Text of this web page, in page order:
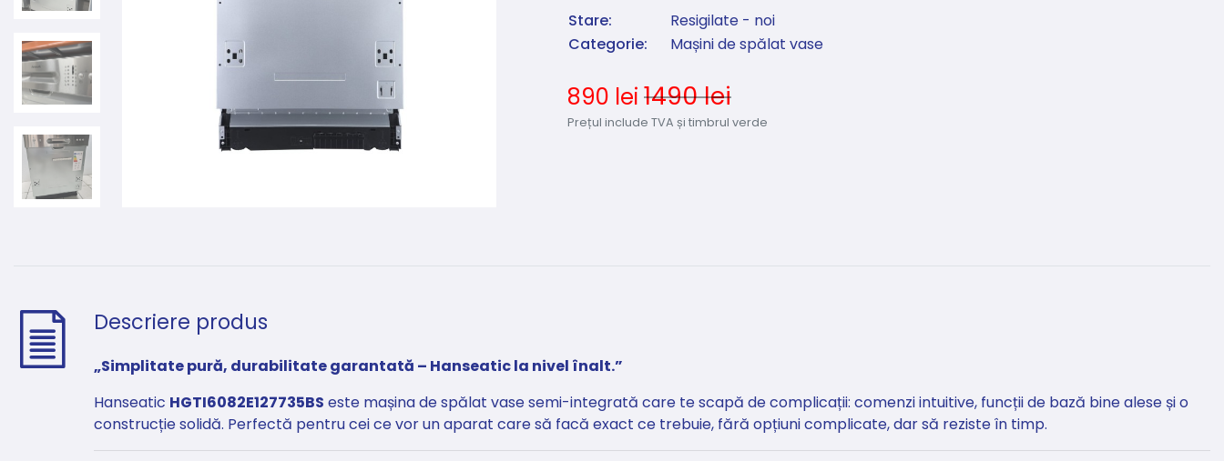
Stare:
Resigilate - noi
Categorie:
Mașini de spălat vase
890 lei 1490 lei
Prețul include TVA și timbrul verde
Descriere produs
„Simplitate pură, durabilitate garantată – Hanseatic la nivel înalt.”
Hanseatic HGTI6082E127735BS este mașina de spălat vase semi-integrată care te scapă de complicații: comenzi intuitive, funcții de bază bine alese și o
construcție solidă. Perfectă pentru cei ce vor un aparat care să facă exact ce trebuie, fără opțiuni complicate, dar să reziste în timp.